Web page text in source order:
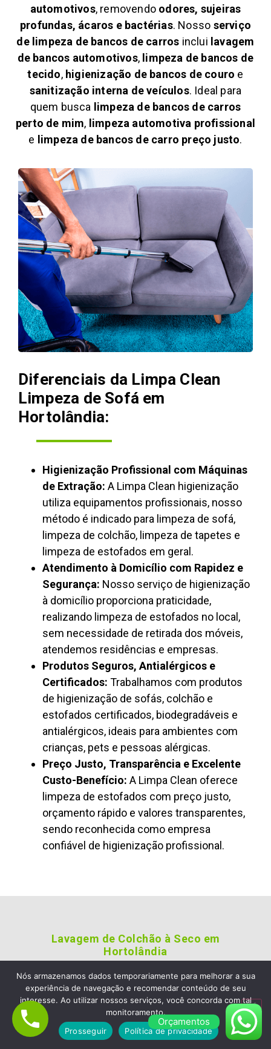
automotivos, removendo odores, sujeiras
profundas, ácaros e bactérias. Nosso serviço
de limpeza de bancos de carros inclui lavagem
de bancos automotivos, limpeza de bancos de
tecido, higienização de bancos de couro e
sanitização interna de veículos. Ideal para
quem busca limpeza de bancos de carros
perto de mim, limpeza automotiva profissional
e limpeza de bancos de carro preço justo.
Diferenciais da Limpa Clean
Limpeza de Sofá em
Hortolândia:
Higienização Profissional com Máquinas
de Extração: A Limpa Clean higienização
utiliza equipamentos profissionais, nosso
método é indicado para limpeza de sofá,
limpeza de colchão, limpeza de tapetes e
limpeza de estofados em geral.
Atendimento à Domicílio com Rapidez e
Segurança: Nosso serviço de higienização
à domicílio proporciona praticidade,
realizando limpeza de estofados no local,
sem necessidade de retirada dos móveis,
atendemos residências e empresas.
Produtos Seguros, Antialérgicos e
Certificados: Trabalhamos com produtos
de higienização de sofás, colchão e
estofados certificados, biodegradáveis e
antialérgicos, ideais para ambientes com
crianças, pets e pessoas alérgicas.
Preço Justo, Transparência e Excelente
Custo-Benefício: A Limpa Clean oferece
limpeza de estofados com preço justo,
orçamento rápido e valores transparentes,
sendo reconhecida como empresa
confiável de higienização profissional.
Lavagem de Colchão à Seco em
Hortolândia
Empresa de Limpeza de Sofá
em Hortolândia, Escolha a
Limpa Clean Limpeza de
Estofados e Colchão
Orçamentos
Nós armazenamos dados temporariamente para melhorar a sua
experiência de navegação e recomendar conteúdo de seu
interesse. Ao utilizar nossos serviços, você concorda com tal
monitoramento.
Prosseguir
Política de privacidade